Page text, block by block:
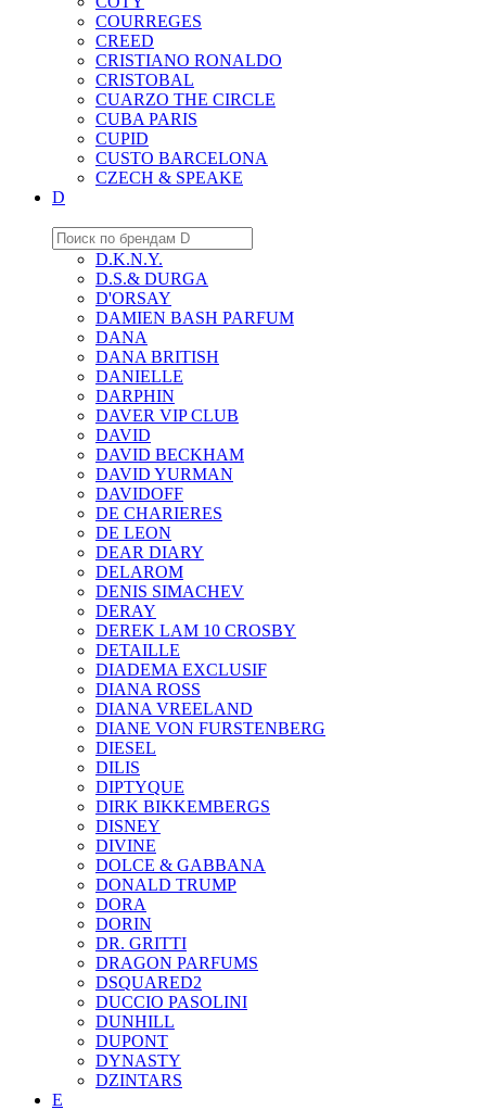
COURREGES
CREED
CRISTIANO RONALDO
CRISTOBAL
CUARZO THE CIRCLE
CUBA PARIS
CUPID
CUSTO BARCELONA
CZECH & SPEAKE
D
D.K.N.Y.
D.S.& DURGA
D'ORSAY
DAMIEN BASH PARFUM
DANA
DANA BRITISH
DANIELLE
DARPHIN
DAVER VIP CLUB
DAVID
DAVID BECKHAM
DAVID YURMAN
DAVIDOFF
DE CHARIERES
DE LEON
DEAR DIARY
DELAROM
DENIS SIMACHEV
DERAY
DEREK LAM 10 CROSBY
DETAILLE
DIADEMA EXCLUSIF
DIANA ROSS
DIANA VREELAND
DIANE VON FURSTENBERG
DIESEL
DILIS
DIPTYQUE
DIRK BIKKEMBERGS
DISNEY
DIVINE
DOLCE & GABBANA
DONALD TRUMP
DORA
DORIN
DR. GRITTI
DRAGON PARFUMS
DSQUARED2
DUCCIO PASOLINI
DUNHILL
DUPONT
DYNASTY
DZINTARS
E